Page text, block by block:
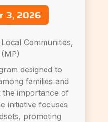
3, 2026
Communities,
designed to
families and
the importance of
initiative focuses
promoting